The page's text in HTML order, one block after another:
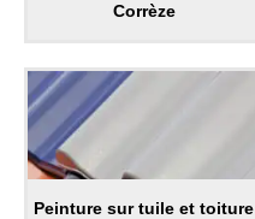
Corrèze
Peinture sur tuile et toiture